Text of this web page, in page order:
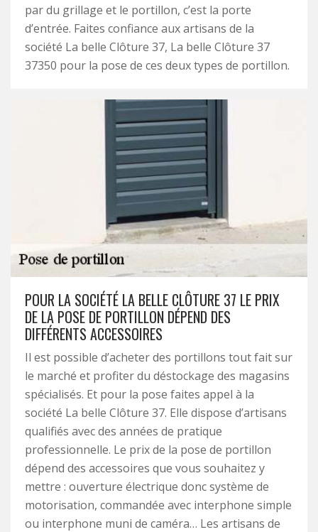
par du grillage et le portillon, c’est la porte
d’entrée. Faites confiance aux artisans de la
société La belle Clôture 37, La belle Clôture 37
37350 pour la pose de ces deux types de portillon.
POUR LA SOCIÉTÉ LA BELLE CLÔTURE 37 LE PRIX
DE LA POSE DE PORTILLON DÉPEND DES
DIFFÉRENTS ACCESSOIRES
Il est possible d’acheter des portillons tout fait sur
le marché et profiter du déstockage des magasins
spécialisés. Et pour la pose faites appel à la
société La belle Clôture 37. Elle dispose d’artisans
qualifiés avec des années de pratique
professionnelle. Le prix de la pose de portillon
dépend des accessoires que vous souhaitez y
mettre : ouverture électrique donc système de
motorisation, commandée avec interphone simple
ou interphone muni de caméra… Les artisans de